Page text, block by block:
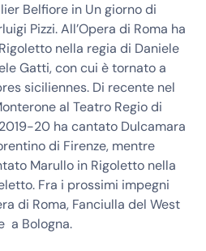
Belfiore in Un giorno di
Pizzi. All’Opera di Roma ha
nella regia di Daniele
Gatti, con cui è tornato a
siciliennes. Di recente nel
al Teatro Regio di
20 ha cantato Dulcamara
di Firenze, mentre
Marullo in Rigoletto nella
Fra i prossimi impegni
di Roma, Fanciulla del West
a Bologna.